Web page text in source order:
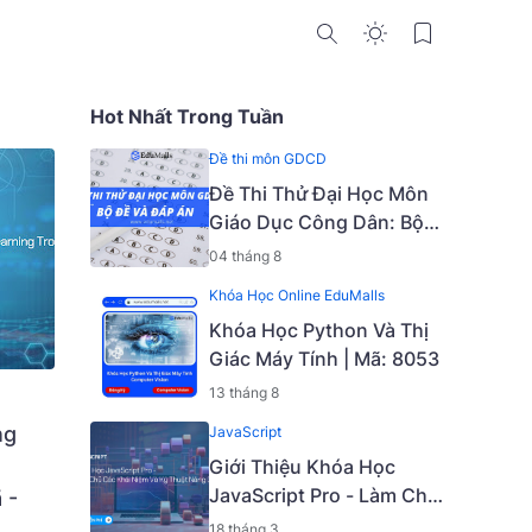
-
Hot Nhất Trong Tuần
Đề thi môn GDCD
Đề Thi Thử Đại Học Môn
Giáo Dục Công Dân: Bộ
Đề Và Đáp Án
04 tháng 8
Khóa Học Online EduMalls
Khóa Học Python Và Thị
Giác Máy Tính | Mã: 8053
13 tháng 8
JavaScript
Giới Thiệu Khóa Học
JavaScript Pro - Làm Chủ
Các Khái Niệm Và Kỹ